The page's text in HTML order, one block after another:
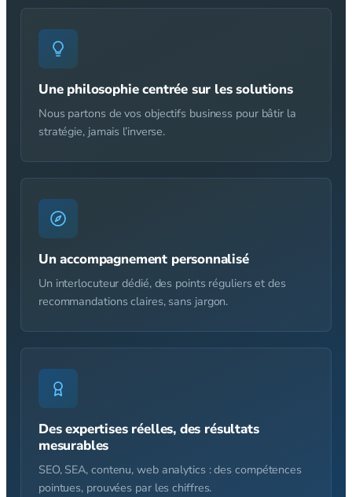
Une philosophie centrée sur les solutions
Nous partons de vos objectifs business pour bâtir la
stratégie, jamais l’inverse.
Un accompagnement personnalisé
Un interlocuteur dédié, des points réguliers et des
recommandations claires, sans jargon.
Des expertises réelles, des résultats
mesurables
SEO, SEA, contenu, web analytics : des compétences
pointues, prouvées par les chiffres.